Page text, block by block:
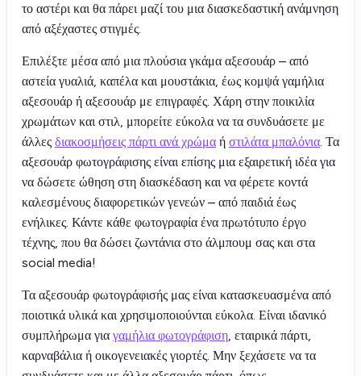
το αστέρι και θα πάρει μαζί του μια διασκεδαστική ανάμνηση
από αξέχαστες στιγμές.
Επιλέξτε μέσα από μια πλούσια γκάμα αξεσουάρ – από
αστεία γυαλιά, καπέλα και μουστάκια, έως κομψά γαμήλια
αξεσουάρ ή αξεσουάρ με επιγραφές. Χάρη στην ποικιλία
χρωμάτων και στιλ, μπορείτε εύκολα να τα συνδυάσετε με
άλλες διακοσμήσεις πάρτι ανά χρώμα ή στιλάτα μπαλόνια. Τα
αξεσουάρ φωτογράφισης είναι επίσης μια εξαιρετική ιδέα για
να δώσετε ώθηση στη διασκέδαση και να φέρετε κοντά
καλεσμένους διαφορετικών γενεών – από παιδιά έως
ενήλικες. Κάντε κάθε φωτογραφία ένα πρωτότυπο έργο
τέχνης, που θα δώσει ζωντάνια στο άλμπουμ σας και στα
social media!
Τα αξεσουάρ φωτογράφισής μας είναι κατασκευασμένα από
ποιοτικά υλικά και χρησιμοποιούνται εύκολα. Είναι ιδανικό
συμπλήρωμα για γαμήλια φωτογράφιση, εταιρικά πάρτι,
καρναβάλια ή οικογενειακές γιορτές. Μην ξεχάσετε να τα